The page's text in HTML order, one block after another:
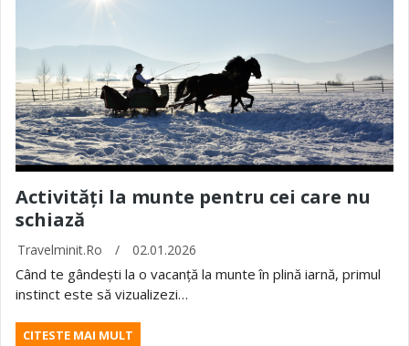
Activități la munte pentru cei care nu
schiază
Travelminit.ro / 02.01.2026
Când te gândești la o vacanță la munte în plină iarnă, primul
instinct este să vizualizezi…
CITESTE MAI MULT